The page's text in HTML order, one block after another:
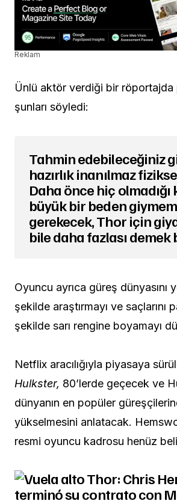
Reklam
Ünlü aktör verdiği bir röportajda
şunları söyledi:
Tahmin edebileceğiniz
hazırlık inanılmaz
Daha önce hiç olmadığı
büyük bir beden giymem
gerekecek, Thor için
bile daha fazlası demek
Oyuncu ayrıca güreş dünyasını
şekilde araştırmayı ve saçlarını
şekilde sarı rengine boyamayı
Netflix aracılığıyla piyasaya
Hulkster, 80’lerde geçecek ve
dünyanın en popüler
yükselmesini anlatacak.
resmi oyuncu kadrosu henüz